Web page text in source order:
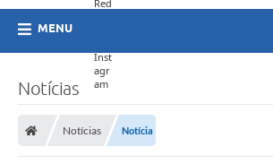
MENU
Notícias
Notícias Notícia